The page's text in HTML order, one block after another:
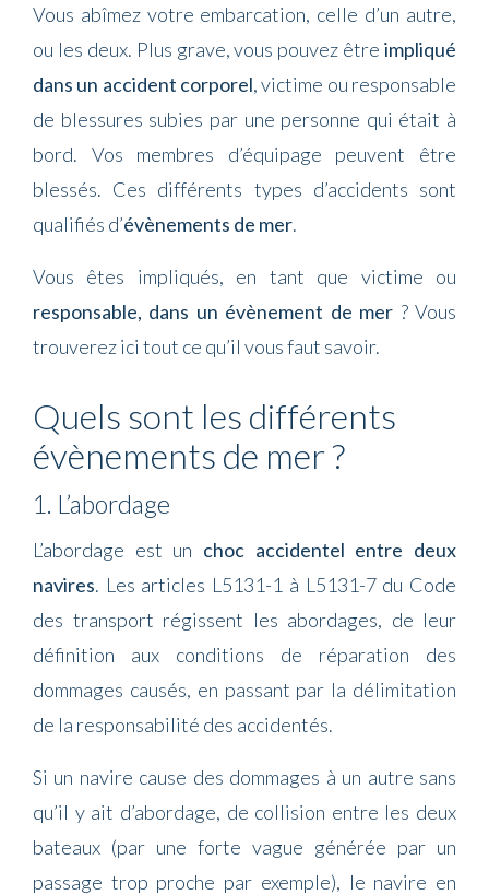
Vous abîmez votre embarcation, celle d’un autre,
ou les deux. Plus grave, vous pouvez être impliqué
dans un accident corporel, victime ou responsable
de blessures subies par une personne qui était à
bord. Vos membres d’équipage peuvent être
blessés. Ces différents types d’accidents sont
qualifiés d’évènements de mer.
Vous êtes impliqués, en tant que victime ou
responsable, dans un évènement de mer ? Vous
trouverez ici tout ce qu’il vous faut savoir.
Quels sont les différents
évènements de mer ?
1. L’abordage
L’abordage est un choc accidentel entre deux
navires. Les articles L5131-1 à L5131-7 du Code
des transport régissent les abordages, de leur
définition aux conditions de réparation des
dommages causés, en passant par la délimitation
de la responsabilité des accidentés.
Si un navire cause des dommages à un autre sans
qu’il y ait d’abordage, de collision entre les deux
bateaux (par une forte vague générée par un
passage trop proche par exemple), le navire en